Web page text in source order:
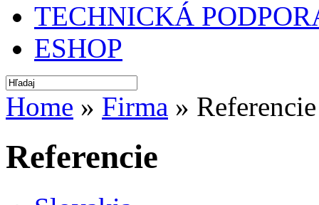
TECHNICKÁ
ESHOP
Home » Firma » Referencie
Referencie